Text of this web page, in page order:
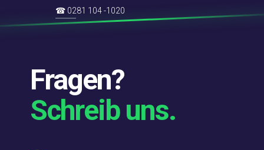
☎ 0281 104 -1020
Fragen?
Schreib uns.